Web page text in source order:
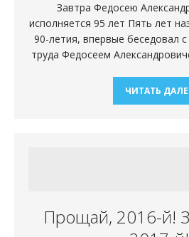
Завтра Федосею
исполняется 95 лет Пять лет
90-летия, впервые беседовал
труда Федосеем
ЧИТАТЬ
Прощай, 2016-й!